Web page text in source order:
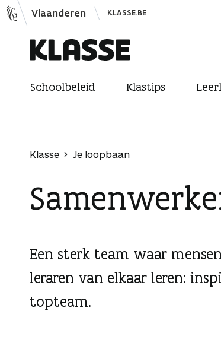
N
a
h
Vlaanderen KLASSE.BE
l
e
Schoolbeleid Klastips
Klasse Je loopbaan
Een sterk team waar
leraren van elkaar leren:
topteam.